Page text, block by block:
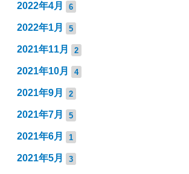
2022年4月 6
2022年1月 5
2021年11月 2
2021年10月 4
2021年9月 2
2021年7月 5
2021年6月 1
2021年5月 3